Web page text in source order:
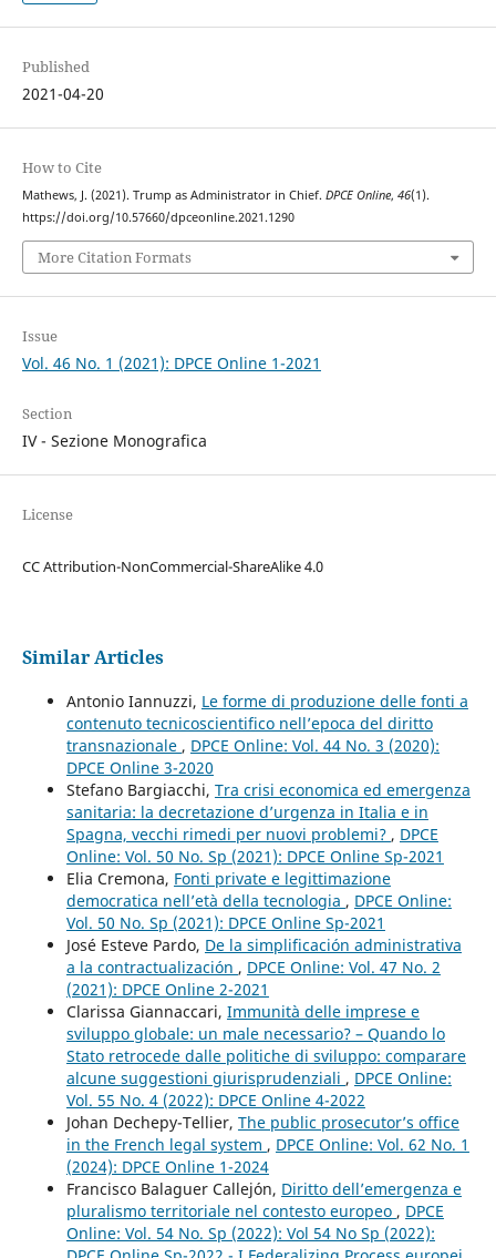
Published
2021-04-20
How to Cite
Mathews, J. (2021). Trump as Administrator in Chief. DPCE Online, 46(1).
https://doi.org/10.57660/dpceonline.2021.1290
More Citation Formats
Issue
Vol. 46 No. 1 (2021): DPCE Online 1-2021
Section
IV - Sezione Monografica
License
CC Attribution-NonCommercial-ShareAlike 4.0
Similar Articles
Antonio Iannuzzi, Le forme di produzione delle fonti a
contenuto tecnicoscientifico nell’epoca del diritto
transnazionale , DPCE Online: Vol. 44 No. 3 (2020):
DPCE Online 3-2020
Stefano Bargiacchi, Tra crisi economica ed emergenza
sanitaria: la decretazione d’urgenza in Italia e in
Spagna, vecchi rimedi per nuovi problemi? , DPCE
Online: Vol. 50 No. Sp (2021): DPCE Online Sp-2021
Elia Cremona, Fonti private e legittimazione
democratica nell’età della tecnologia , DPCE Online:
Vol. 50 No. Sp (2021): DPCE Online Sp-2021
José Esteve Pardo, De la simplificación administrativa
a la contractualización , DPCE Online: Vol. 47 No. 2
(2021): DPCE Online 2-2021
Clarissa Giannaccari, Immunità delle imprese e
sviluppo globale: un male necessario? – Quando lo
Stato retrocede dalle politiche di sviluppo: comparare
alcune suggestioni giurisprudenziali , DPCE Online:
Vol. 55 No. 4 (2022): DPCE Online 4-2022
Johan Dechepy-Tellier, The public prosecutor’s office
in the French legal system , DPCE Online: Vol. 62 No. 1
(2024): DPCE Online 1-2024
Francisco Balaguer Callejón, Diritto dell’emergenza e
pluralismo territoriale nel contesto europeo , DPCE
Online: Vol. 54 No. Sp (2022): Vol 54 No Sp (2022):